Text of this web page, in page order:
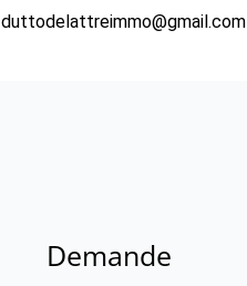
duttodelattreimmo@gmail.com
Demande